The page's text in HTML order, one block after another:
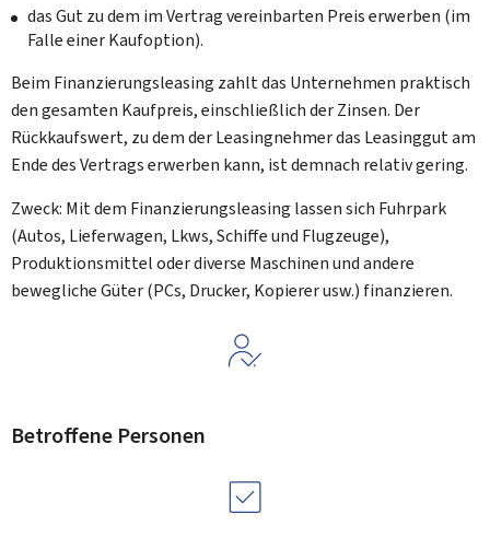
das Gut zu dem im Vertrag vereinbarten Preis erwerben (im
Falle einer Kaufoption).
Beim Finanzierungsleasing zahlt das Unternehmen praktisch
den gesamten Kaufpreis, einschließlich der Zinsen. Der
Rückkaufswert, zu dem der Leasingnehmer das Leasinggut am
Ende des Vertrags erwerben kann, ist demnach relativ gering.
Zweck: Mit dem Finanzierungsleasing lassen sich Fuhrpark
(Autos, Lieferwagen, Lkws, Schiffe und Flugzeuge),
Produktionsmittel oder diverse Maschinen und andere
bewegliche Güter (PCs, Drucker, Kopierer usw.) finanzieren.
Betroffene Personen